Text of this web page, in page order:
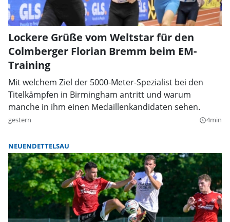
Lockere Grüße vom Weltstar für den
Colmberger Florian Bremm beim EM-
Training
Mit welchem Ziel der 5000-Meter-Spezialist bei den
Titelkämpfen in Birmingham antritt und warum
manche in ihm einen Medaillenkandidaten sehen.
gestern query_builder4min
NEUENDETTELSAU